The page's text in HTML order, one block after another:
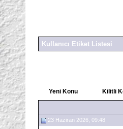
Kullanıcı Etiket Listesi
Yeni Konu Kilitli
23 Haziran 2026, 09:48